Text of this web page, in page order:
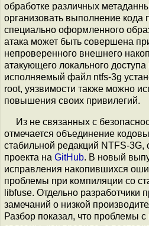
обработке различных
организовать выполнение кода
специально оформленного
атака может быть совершена
непроверенного внешнего
атакующего локального доступа
исполняемый файл ntfs-3g
root, уязвимости также можно
повышения своих привилегий.
Из не связанных с
отмечается объединение
стабильной редакций NTFS-3G,
проекта на GitHub. В новый
исправления накопившихся
проблемы при компиляции со
libfuse. Отдельно разработчики
замечаний о низкой
Разбор показал, что проблемы